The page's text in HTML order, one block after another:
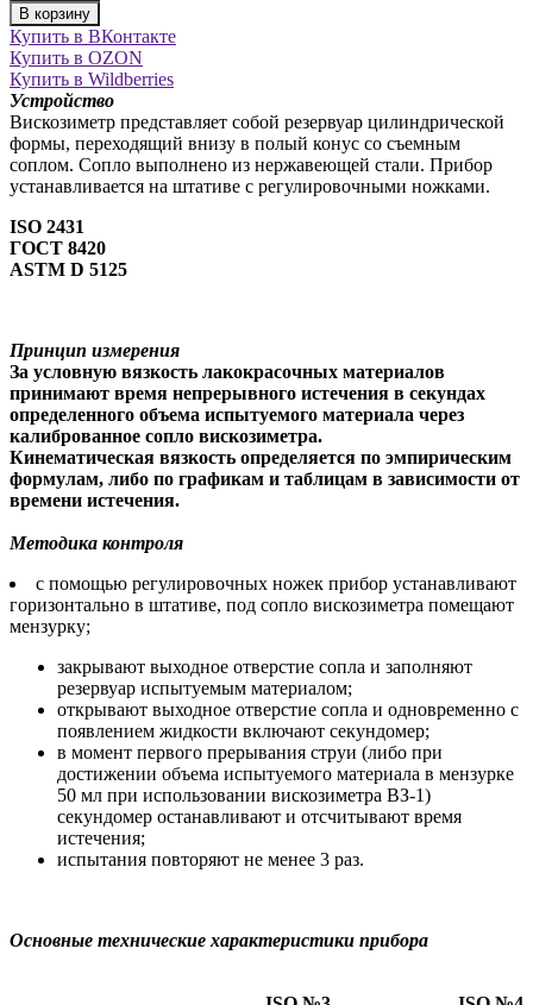
В корзину
Купить в ВКонтакте
Купить в OZON
Купить в Wildberries
Устройство
Вискозиметр представляет собой резервуар цилиндрической
формы, переходящий внизу в полый конус со съемным
соплом. Сопло выполнено из нержавеющей стали. Прибор
устанавливается на штативе с регулировочными ножками.
ISO 2431
ГОСТ 8420
ASTM D 5125
Принцип измерения
За условную вязкость лакокрасочных материалов
принимают время непрерывного истечения в секундах
определенного объема испытуемого материала через
калиброванное сопло вискозиметра.
Кинематическая вязкость определяется по эмпирическим
формулам, либо по графикам и таблицам в зависимости от
времени истечения.
Методика контроля
с помощью регулировочных ножек прибор устанавливают
горизонтально в штативе, под сопло вискозиметра помещают
мензурку;
закрывают выходное отверстие сопла и заполняют
резервуар испытуемым материалом;
открывают выходное отверстие сопла и одновременно с
появлением жидкости включают секундомер;
в момент первого прерывания струи (либо при
достижении объема испытуемого материала в мензурке
50 мл при использовании вискозиметра ВЗ-1)
секундомер останавливают и отсчитывают время
истечения;
испытания повторяют не менее 3 раз.
Основные технические характеристики прибора